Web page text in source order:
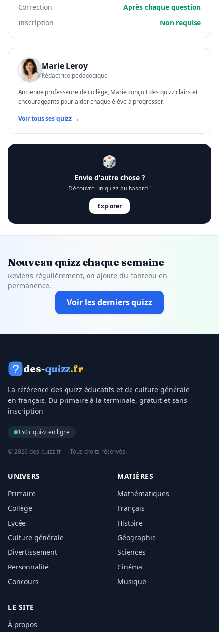
Correction
Après chaque question
Inscription
Non requise
Marie Leroy
Rédactrice pédagogique
Ancienne professeure de collège, Marie conçoit des quizz clairs et
encourageants pour aider chaque élève à progresser.
Voir tous ses quizz →
🎲
Envie d'autre chose ?
Découvre un quizz au hasard !
Explorer
Nouveau quizz chaque semaine
Reviens régulièrement, on ajoute du contenu en
permanence.
Voir les derniers quizz
des-quizz.fr
La référence des quizz éducatifs et de culture générale
en français. Du primaire à la terminale, gratuit et sans
inscription.
150+ quizz en ligne
© 2026 des-quizz.fr — Tous droits réservés.
UNIVERS
Primaire
Collège
Lycée
Culture générale
Divertissement
Personnalité
Concours
MATIÈRES
Mathématiques
Français
Histoire
Géographie
Sciences
Cinéma
Musique
LE SITE
À propos